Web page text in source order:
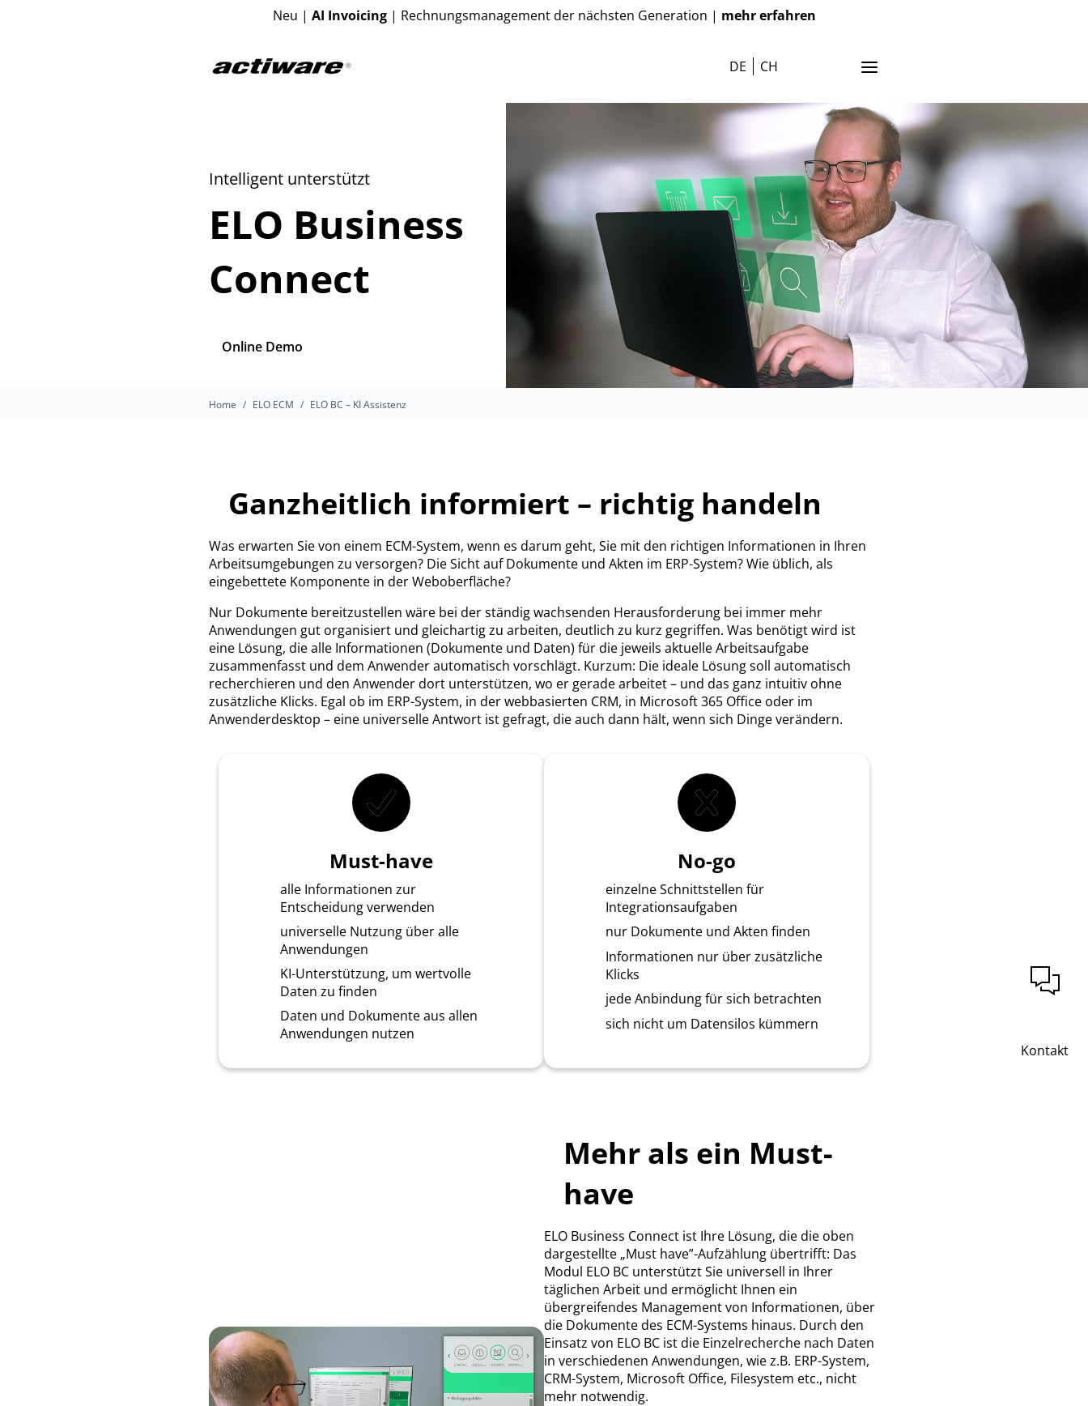
Neu | AI Invoicing| Rechnungsmanagement der nächsten Generation | mehr erfahren
DE CH
Kontakt
Intelligent unterstützt
ELO Business
Connect
Online Demo
Home ELO ECM ELO BC – KI Assistenz
Ganzheitlich informiert – richtig handeln
Was erwarten Sie von einem ECM-System, wenn es darum geht, Sie mit den richtigen Informationen in Ihren
Arbeitsumgebungen zu versorgen? Die Sicht auf Dokumente und Akten im ERP-System? Wie üblich, als
eingebettete Komponente in der Weboberfläche?
Nur Dokumente bereitzustellen wäre bei der ständig wachsenden Herausforderung bei immer mehr
Anwendungen gut organisiert und gleichartig zu arbeiten, deutlich zu kurz gegriffen. Was benötigt wird ist
eine Lösung, die alle Informationen (Dokumente und Daten) für die jeweils aktuelle Arbeitsaufgabe
zusammenfasst und dem Anwender automatisch vorschlägt. Kurzum: Die ideale Lösung soll automatisch
recherchieren und den Anwender dort unterstützen, wo er gerade arbeitet – und das ganz intuitiv ohne
zusätzliche Klicks. Egal ob im ERP-System, in der webbasierten CRM, in Microsoft 365 Office oder im
Anwenderdesktop – eine universelle Antwort ist gefragt, die auch dann hält, wenn sich Dinge verändern.
Must-have
alle Informationen zur
Entscheidung verwenden
universelle Nutzung über alle
Anwendungen
KI-Unterstützung, um wertvolle
Daten zu finden
Daten und Dokumente aus allen
Anwendungen nutzen
No-go
einzelne Schnittstellen für
Integrationsaufgaben
nur Dokumente und Akten finden
Informationen nur über zusätzliche
Klicks
jede Anbindung für sich betrachten
sich nicht um Datensilos kümmern
Mehr als ein Must-
have
ELO Business Connect ist Ihre Lösung, die die oben
dargestellte „Must have”-Aufzählung übertrifft: Das
Modul ELO BC unterstützt Sie universell in Ihrer
täglichen Arbeit und ermöglicht Ihnen ein
übergreifendes Management von Informationen, über
die Dokumente des ECM-Systems hinaus. Durch den
Einsatz von ELO BC ist die Einzelrecherche nach Daten
in verschiedenen Anwendungen, wie z.B. ERP-System,
CRM-System, Microsoft Office, Filesystem etc., nicht
mehr notwendig.